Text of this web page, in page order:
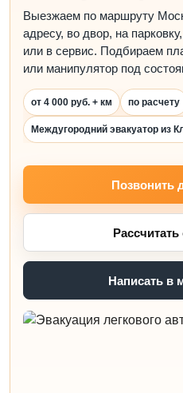
Выезжаем по маршруту
адресу, во двор, на
или в сервис. Подбираем
или манипулятор под
от 4 000 руб. + км по расчету
Междугородний эвакуатор из
Позвонить
Написать в